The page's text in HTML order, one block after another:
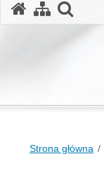
Strona główna